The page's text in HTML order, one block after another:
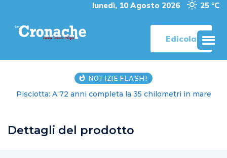
lunedì, 10 Agosto 2026 25 °C
Edicola
NOTIZIE FLASH!
AIGA Salerno e Banca Monte Pruno: consegna dei